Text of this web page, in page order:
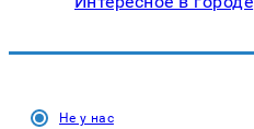
Не у нас